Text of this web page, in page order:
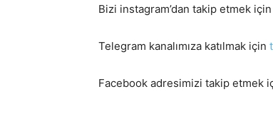
Bizi instagram’dan takip etmek için
Telegram kanalımıza katılmak için
Facebook adresimizi takip etmek